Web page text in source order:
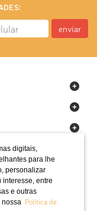
digitais,
para lhe
personalizar
entre
e outras
nossa Política de
enviar